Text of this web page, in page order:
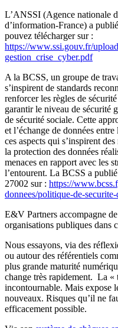
L’ANSSI (Agence nationale
d’information-France) a
pouvez télécharger sur :
https://www.ssi.gouv.fr/
gestion_crise_cyber.pdf
A la BCSS, un groupe de
s’inspirent de standards
renforcer les règles de
garantir le niveau de sécurité
de sécurité sociale. Cette
et l’échange de données
ces aspects qui s’inspirent
la protection des données
menaces en rapport avec les
l’entourent. La BCSS a
27002 sur : https://
donnees/politique-de-
E&V Partners accompagne
organisations publiques dans
Nous essayons, via des
ou autour des référentiels
plus grande maturité
change très rapidement. La «
incontournable. Mais expose
nouveaux. Risques qu’il ne
efficacement possible.